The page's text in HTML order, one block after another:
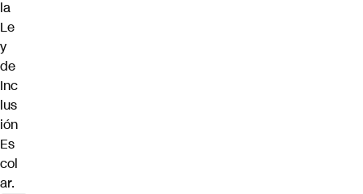
la
Le
y
de
Inc
lus
ión
Es
col
ar.